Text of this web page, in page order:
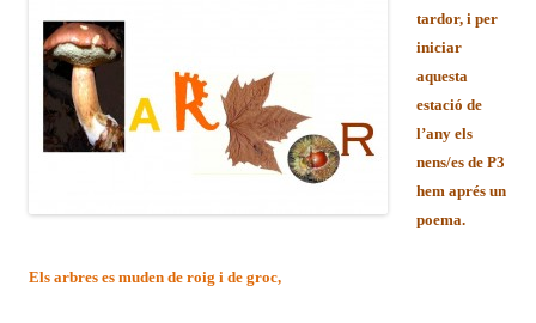
tardor, i per
iniciar
aquesta
estació de
l’any els
nens/es de P3
hem aprés un
poema.
Els arbres es muden de roig i de groc,